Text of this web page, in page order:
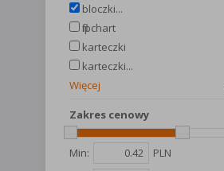
bloczki...
flipchart
karteczki
karteczki...
Więcej
Zakres cenowy
Min:
PLN